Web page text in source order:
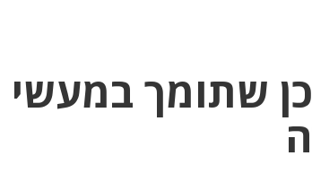
שתומך במעשי